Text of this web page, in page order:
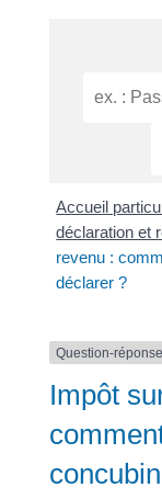
Accueil
déclaration et
revenu :
déclarer ?
Question-réponse
Impôt